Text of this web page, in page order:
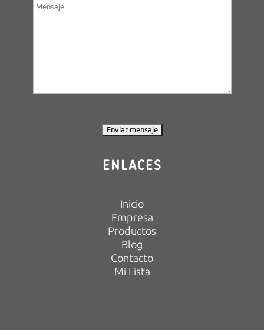
ENLACES
Inicio
Empresa
Productos
Blog
Contacto
Mi Lista